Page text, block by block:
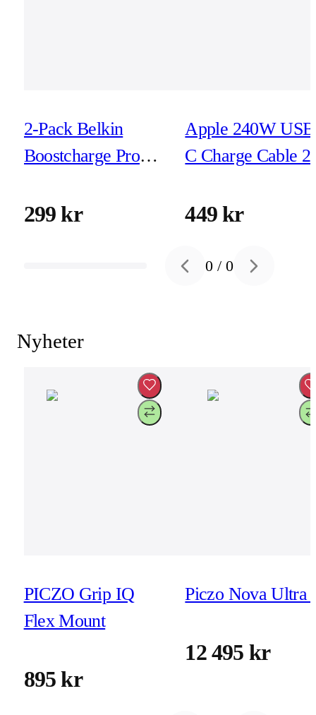
2-Pack Belkin
Boostcharge Pro
C 1m Svart/Vit
299 kr
Apple 240W
C Charge Cable
449 kr
Previous slide
0 /0 Next slide
Nyheter
PICZO Grip IQ
Flex Mount
895 kr
Piczo Nova Ultra
12 495 kr